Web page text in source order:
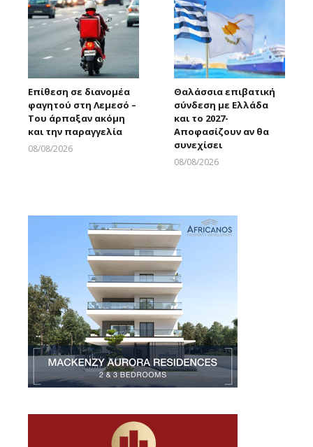
Επίθεση σε διανομέα
φαγητού στη Λεμεσό –
Του άρπαξαν ακόμη
και την παραγγελία
08/08/2026
Θαλάσσια επιβατική
σύνδεση με Ελλάδα
και το 2027-
Αποφασίζουν αν θα
συνεχίσει
08/08/2026